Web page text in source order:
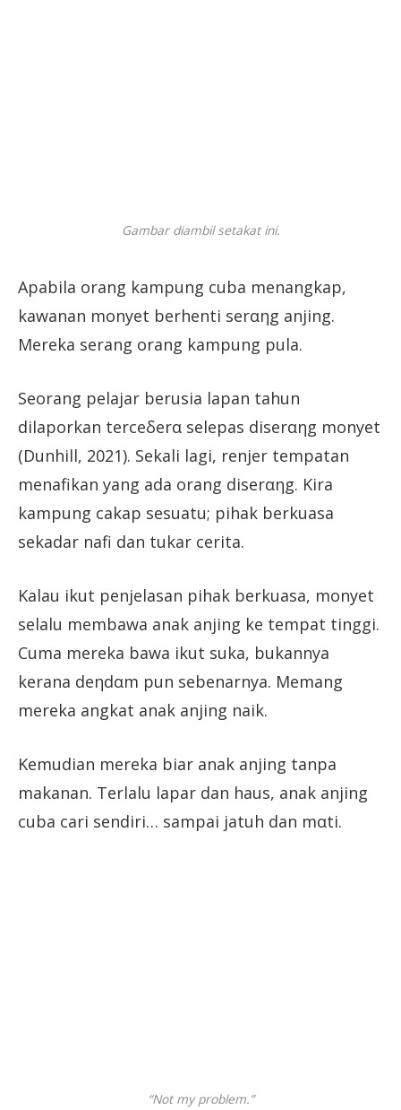
Gambar diambil setakat ini.
Apabila orang kampung cuba menangkap,
kawanan monyet berhenti serαηg anjing.
Mereka serang orang kampung pula.
Seorang pelajar berusia lapan tahun
dilaporkan terceδerα selepas diserαηg monyet
(Dunhill, 2021). Sekali lagi, renjer tempatan
menafikan yang ada orang diserαηg. Kira
kampung cakap sesuatu; pihak berkuasa
sekadar nafi dan tukar cerita.
Kalau ikut penjelasan pihak berkuasa, monyet
selalu membawa anak anjing ke tempat tinggi.
Cuma mereka bawa ikut suka, bukannya
kerana deηdαm pun sebenarnya. Memang
mereka angkat anak anjing naik.
Kemudian mereka biar anak anjing tanpa
makanan. Terlalu lapar dan haus, anak anjing
cuba cari sendiri… sampai jatuh dan mαti.
“Not my problem.”